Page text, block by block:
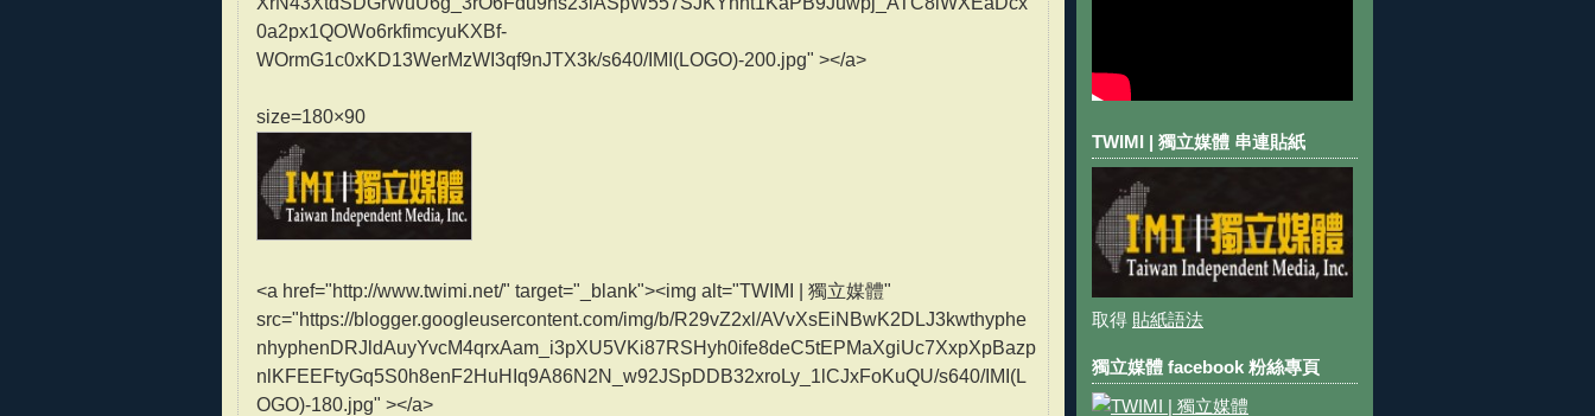
0a2px1QOWo6rkfimcyuKXBf-
WOrmG1c0xKD13WerMzWI3qf9nJTX3k/s640/IMI(LOGO)-200.jpg" ></a>
size=180×90
<a href="http://www.twimi.net/" target="_blank"><img alt="TWIMI | 獨立媒體"
src="https://blogger.googleusercontent.com/img/b/R29vZ2xl/AVvXsEiNBwK2DLJ3kwthyphe
nhyphenDRJldAuyYvcM4qrxAam_i3pXU5VKi87RSHyh0ife8deC5tEPMaXgiUc7XxpXpBazp
nlKFEEFtyGq5S0h8enF2HuHIq9A86N2N_w92JSpDDB32xroLy_1lCJxFoKuQU/s640/IMI(L
OGO)-180.jpg" ></a>
TWIMI | 獨立媒體 串連貼紙
取得 貼紙語法
獨立媒體 facebook 粉絲專頁